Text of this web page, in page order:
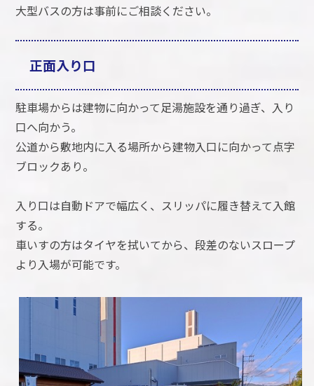
大型バスの方は事前にご相談ください。
正面入り口
駐車場からは建物に向かって足湯施設を通り過ぎ、入り
口へ向かう。
公道から敷地内に入る場所から建物入口に向かって点字
ブロックあり。
入り口は自動ドアで幅広く、スリッパに履き替えて入館
する。
車いすの方はタイヤを拭いてから、段差のないスロープ
より入場が可能です。